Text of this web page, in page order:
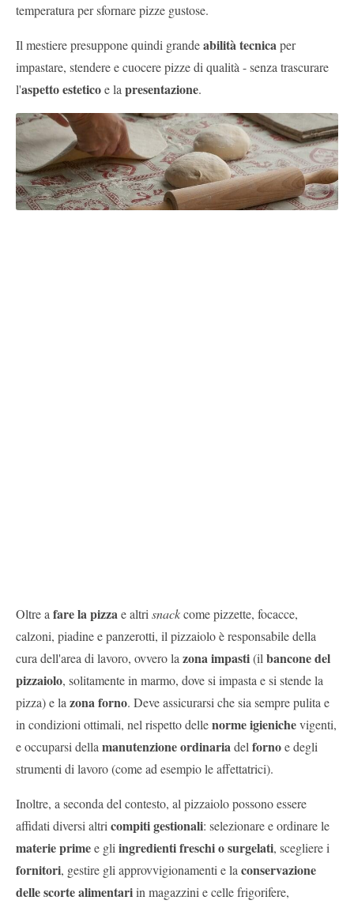
temperatura per sfornare pizze gustose.
Il mestiere presuppone quindi grandeabilità tecnicaper
impastare, stendere e cuocere pizze di qualità - senza trascurare
l'aspetto esteticoe lapresentazione.
Oltre a fare la pizzae altri snackcome pizzette, focacce,
calzoni, piadine e panzerotti, il pizzaiolo è responsabile della
cura dell'area di lavoro, ovvero la zona impasti(il bancone del
pizzaiolo, solitamente in marmo, dove si impasta e si stende la
pizza) e la zona forno. Deve assicurarsi che sia sempre pulita e
in condizioni ottimali, nel rispetto dellenorme igienichevigenti,
e occuparsi della manutenzione ordinariadel fornoe degli
strumenti di lavoro (come ad esempio le affettatrici).
Inoltre, a seconda del contesto, al pizzaiolo possono essere
affidati diversi altri compiti gestionali: selezionare e ordinare le
materie primee gli ingredienti freschi o surgelati, scegliere i
fornitori, gestire gli approvvigionamenti e la conservazione
delle scorte alimentariin magazzini e celle frigorifere,